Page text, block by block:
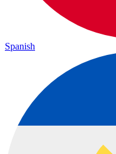
Spanish